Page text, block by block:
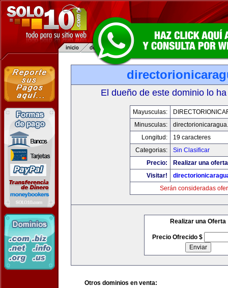
El dueño de este dominio lo
Mayusculas:
Minusculas:
Longitud:
19 caracteres
Categorias:
Sin Clasificar
Precio:
Realizar una
Visitar!
Serán consideradas
Realizar una Oferta
Precio Ofrecido $
Otros dominios en venta: